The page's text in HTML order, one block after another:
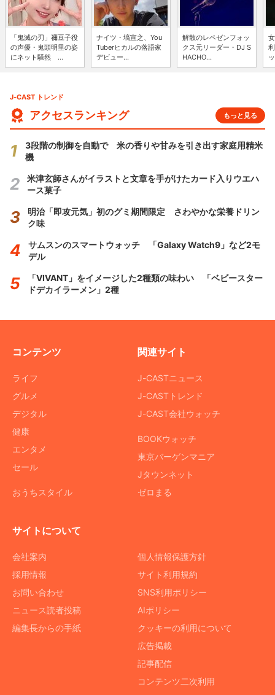
「鬼滅の刃」禰豆子役
の声優・鬼頭明里の姿
にネット騒然 ...
ナイツ・塙宣之、You
Tuberヒカルの落語家
デビュー...
解散のレペゼンフォッ
クス元リーダー・DJ S
HACHO...
J-CAST トレンド
アクセスランキング もっと見る
3段階の制御を自動で 米の香りや甘みを引き出す家庭用精米
機
米津玄師さんがイラストと文章を手がけたカード入りウエハ
ース菓子
明治「即攻元気」初のグミ期間限定 さわやかな栄養ドリン
ク味
サムスンのスマートウォッチ 「Galaxy Watch9」など2モ
デル
「VIVANT」をイメージした2種類の味わい 「ベビースター
ドデカイラーメン」2種
コンテンツ
ライフ
グルメ
デジタル
健康
エンタメ
セール
おうちスタイル
関連サイト
J-CASTニュース
J-CASTトレンド
J-CAST会社ウォッチ
BOOKウォッチ
東京バーゲンマニア
Jタウンネット
ゼロまる
サイトについて
会社案内
採用情報
お問い合わせ
ニュース読者投稿
編集長からの手紙
個人情報保護方針
サイト利用規約
SNS利用ポリシー
AIポリシー
クッキーの利用について
広告掲載
記事配信
コンテンツ二次利用